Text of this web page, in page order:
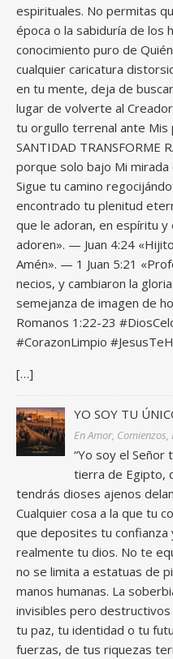
espirituales. No permitas
época o la sabiduría de los
conocimiento puro de
cualquier caricatura
en tu mente, deja de
lugar de volverte al
tu orgullo terrenal ante Mis
SANTIDAD TRANSFORME
porque solo bajo Mi
Sigue tu camino
encontrado tu plenitud
que le adoran, en espíritu
adoren». — Juan 4:24
Amén». — 1 Juan 5:21
necios, y cambiaron la
semejanza de imagen de
Romanos 1:22-23
#CorazonLimpio
[…]
YO SOY TU
En Amor, Comienzos,
“Yo soy el Señor
tierra de Egipto,
tendrás dioses ajenos
Cualquier cosa a la que tu
que deposites tu
realmente tu dios. No te
no se limita a estatuas de
manos humanas. La
invisibles pero
tu paz, tu identidad o tu
fuerzas, de tus riquezas